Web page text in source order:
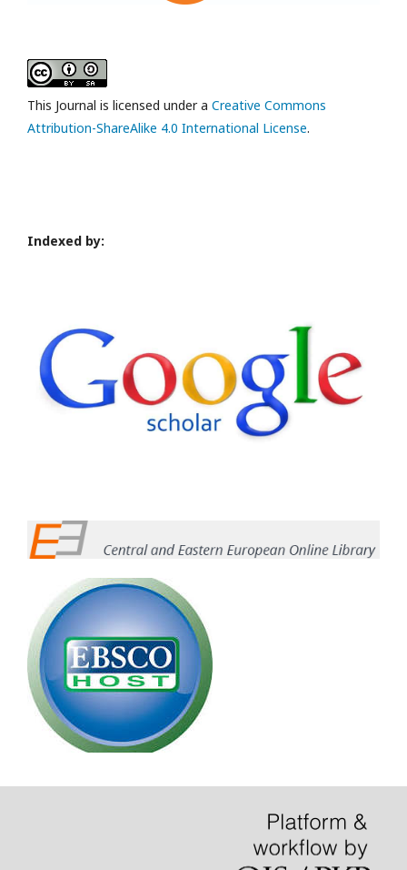
This Journal is licensed under a Creative Commons
Attribution-ShareAlike 4.0 International License.
Indexed by: